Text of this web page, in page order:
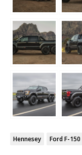
Hennesey Ford F-150